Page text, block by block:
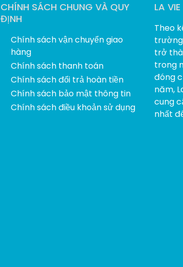
CHÍNH SÁCH CHUNG VÀ QUY
ĐỊNH
Chính sách vận chuyển giao
hàng
Chính sách thanh toán
Chính sách đổi trả hoàn tiền
Chính sách bảo mật thông tin
Chính sách điều khoản sử dụng
LA VIE
Theo
trường
trở
trong
đóng
năm,
cung
nhất